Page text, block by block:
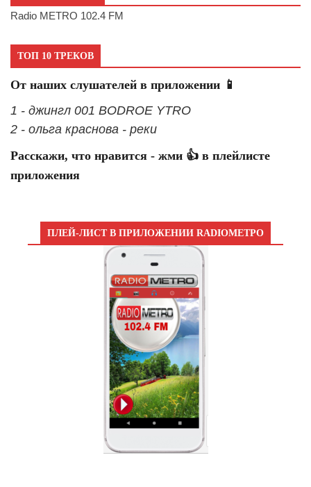
Radio METRO 102.4 FM
ТОП 10 ТРЕКОВ
От наших слушателей в приложении 📱
1 - джингл 001 BODROE YTRO
2 - ольга краснова - реки
Расскажи, что нравится - жми 👍 в плейлисте
приложения
ПЛЕЙ-ЛИСТ В ПРИЛОЖЕНИИ RADIOМЕТРО